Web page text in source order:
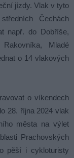
jízdy. Vlak v tyto
Čechách
např. do Dobříše,
Mladé
o 14 vlakových
o víkendech
28. října 2024 vlak
města na výlet
Prachovských
pěší i cykloturisty